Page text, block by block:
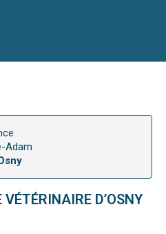
Adam
VÉTÉRINAIRE D’OSNY